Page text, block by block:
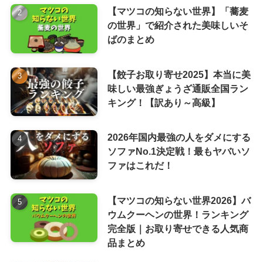
【マツコの知らない世界】「蕎麦
の世界」で紹介された美味しいそ
ばのまとめ
【餃子お取り寄せ2025】本当に美
味しい最強ぎょうざ通販全国ラン
キング！【訳あり～高級】
2026年国内最強の人をダメにする
ソファNo.1決定戦！最もヤバいソ
ファはこれだ！
【マツコの知らない世界2026】バ
ウムクーヘンの世界！ランキング
完全版｜お取り寄せできる人気商
品まとめ